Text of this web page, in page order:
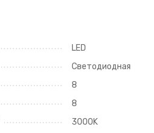
LED
Светодиодная
8
8
3000K